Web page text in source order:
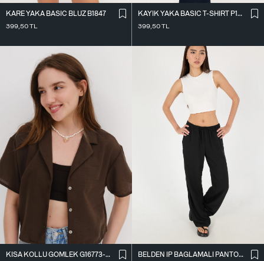
KARE YAKA BASIC BLUZ B1847
399,50TL
KAYIK YAKA BASIC T-SHIRT P1822
399,50TL
KISA KOLLU GÖMLEK G16773-Z8
BELDEN İ̇P BAĞLAMALI PANTOLON PN16372-İ6